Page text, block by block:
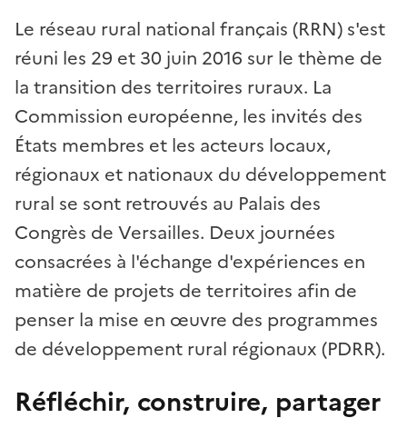
Le réseau rural national français (RRN) s'est
réuni les 29 et 30 juin 2016 sur le thème de
la transition des territoires ruraux. La
Commission européenne, les invités des
États membres et les acteurs locaux,
régionaux et nationaux du développement
rural se sont retrouvés au Palais des
Congrès de Versailles. Deux journées
consacrées à l'échange d'expériences en
matière de projets de territoires afin de
penser la mise en œuvre des programmes
de développement rural régionaux (PDRR).
Réfléchir, construire, partager